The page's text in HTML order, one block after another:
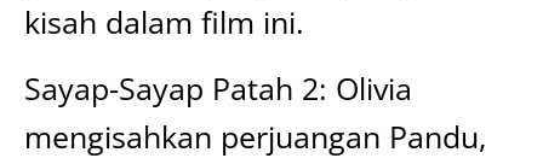
kisah dalam film ini.
Sayap-Sayap Patah 2: Olivia
mengisahkan perjuangan Pandu,